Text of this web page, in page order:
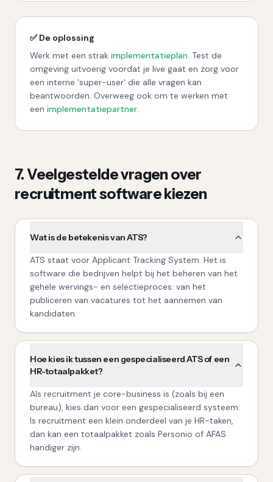
✅ De oplossing
Werk met een strak implementatieplan. Test de
omgeving uitvoerig voordat je live gaat en zorg voor
een interne 'super-user' die alle vragen kan
beantwoorden. Overweeg ook om te werken met
een implementatiepartner.
7. Veelgestelde vragen over
recruitment software kiezen
Wat is de betekenis van ATS?
ATS staat voor Applicant Tracking System. Het is
software die bedrijven helpt bij het beheren van het
gehele wervings- en selectieproces: van het
publiceren van vacatures tot het aannemen van
kandidaten.
Hoe kies ik tussen een gespecialiseerd ATS of een
HR-totaalpakket?
Als recruitment je core-business is (zoals bij een
bureau), kies dan voor een gespecialiseerd systeem.
Is recruitment een klein onderdeel van je HR-taken,
dan kan een totaalpakket zoals Personio of AFAS
handiger zijn.